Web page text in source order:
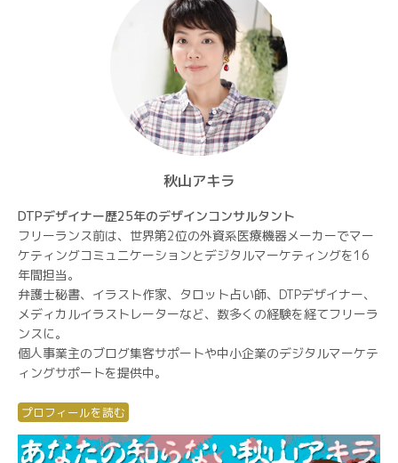
秋山アキラ
DTPデザイナー歴25年のデザインコンサルタント
フリーランス前は、世界第2位の外資系医療機器メーカーでマー
ケティングコミュニケーションとデジタルマーケティングを16
年間担当。
弁護士秘書、イラスト作家、タロット占い師、DTPデザイナー、
メディカルイラストレーターなど、数多くの経験を経てフリーラ
ンスに。
個人事業主のブログ集客サポートや中小企業のデジタルマーケテ
ィングサポートを提供中。
プロフィールを読む